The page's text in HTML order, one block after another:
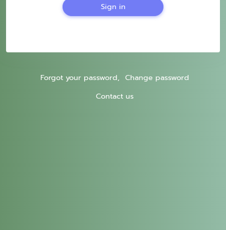
Sign in
Forgot your password, Change password
Contact us